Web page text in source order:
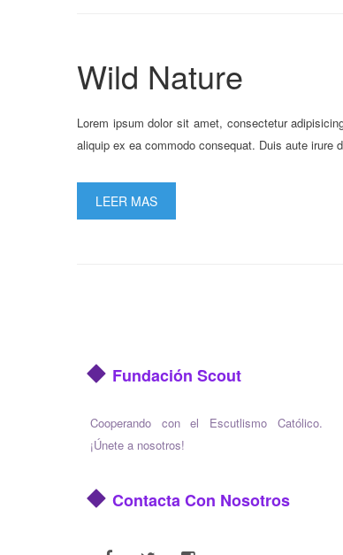
Wild Nature
Lorem ipsum dolor sit amet, consectetur
aliquip ex ea commodo consequat. Duis aute
LEER MAS
Fundación Scout
Cooperando con el Escutlismo Católico.
¡Únete a nosotros!
Contacta Con Nosotros